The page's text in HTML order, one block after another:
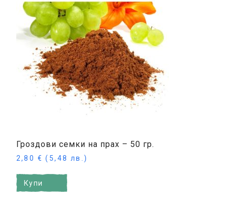
Гроздови семки на прах – 50 гр.
2,80 € (5,48 лв.)
Купи